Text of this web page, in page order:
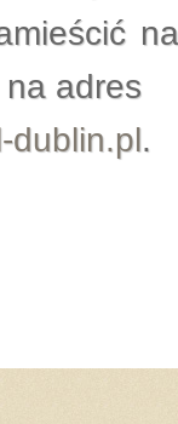
na adres
dublin.pl.